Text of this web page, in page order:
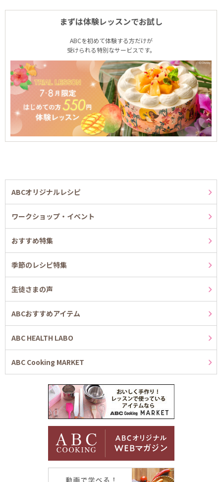
まずは体験レッスンでお試し
ABCを初めて体験する方だけが
受けられる特別なサービスです。
ABCオリジナルレシピ
ワークショップ・イベント
おすすめ特集
季節のレシピ特集
生徒さまの声
ABCおすすめアイテム
ABC HEALTH LABO
ABC Cooking MARKET